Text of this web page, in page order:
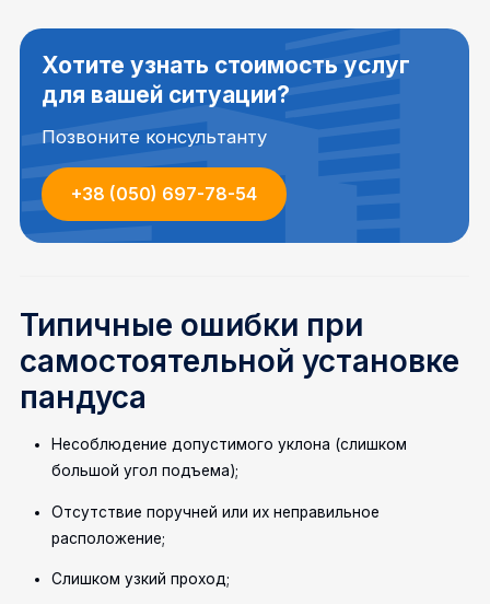
Хотите узнать стоимость услуг
для вашей ситуации?
Позвоните консультанту
+38 (050) 697-78-54
Типичные ошибки при
самостоятельной установке
пандуса
Несоблюдение допустимого уклона (слишком
большой угол подъема);
Отсутствие поручней или их неправильное
расположение;
Слишком узкий проход;